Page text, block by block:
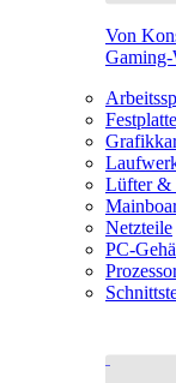
Von
Gaming-
Lüfter &
Netzteile
PC-